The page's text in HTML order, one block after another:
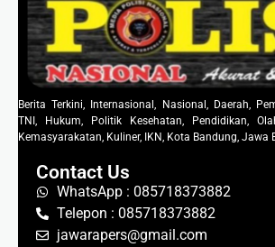
Berita Terkini, Internasional, Nasional, Daerah,
TNI, Hukum, Politik Kesehatan, Pendidikan,
Kemasyarakatan, Kuliner, IKN, Kota Bandung, Jawa
Contact Us
WhatsApp : 085718373882
Telepon : 085718373882
jawarapers@gmail.com